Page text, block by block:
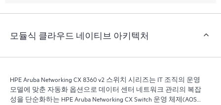
모듈식 클라우드 네이티브 아키텍처
HPE Aruba Networking CX 8360 v2 스위치 시리즈는 IT 조직의 운영
모델에 맞춘 자동화 옵션으로 데이터 센터 네트워크 관리의 복잡
성을 단순화하는 HPE Aruba Networking CX Switch 운영 체제(AOS-